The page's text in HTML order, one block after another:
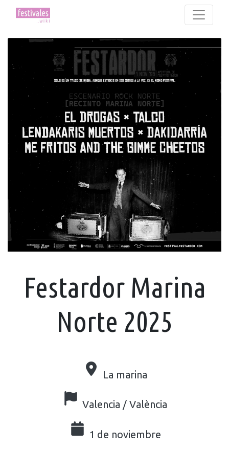
Festardor Marina
Norte 2025
La marina
Valencia / València
1 de noviembre